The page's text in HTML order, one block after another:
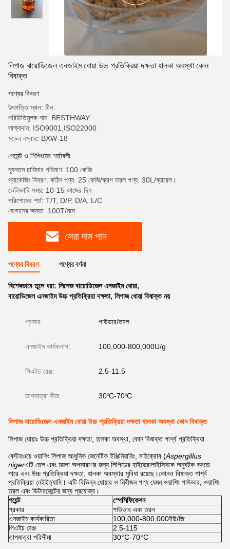
লিপাজ বায়োডিজেল এনজাইম ধোয়া উচ্চ প্রতিক্রিয়া দক্ষতা হালকা অবস্থা কোন
বিষাক্ত
পণ্যের বিবরণ
উৎপত্তি স্থল: চীন
পরিচিতিমুলক নাম: BESTHWAY
সাক্ষ্যদান: ISO9001,ISO22000
মডেল নম্বার: BXW-18
পেমেন্ট ও শিপিংয়ের শর্তাবলী
ন্যূনতম চাহিদার পরিমাণ: 100 কেজি
প্যাকেজিং বিবরণ: কঠিন পণ্য: 25 কেজি/ব্যাগ তরল পণ্য: 30L/ব্যারেল।
ডেলিভারি সময়: 10-15 কাজের দিন
পরিশোধের শর্ত: T/T, D/P, D/A, L/C
যোগানের ক্ষমতা: 100T/মাস
সেরা দাম পান
পণ্যের বিবরণ পণ্যের বর্ণনা
বিশেষভাবে তুলে ধরা: লিপেজ বায়োডিজেল এনজাইম ধোয়া,
বায়োডিজেল এনজাইম উচ্চ প্রতিক্রিয়া দক্ষতা, লিপাজ ধোয়া বিষাক্ত নয়
প্রকার: পাউডার/তরল
এনজাইম কার্যকলাপ: 100,000-800,000U/g
পিএইচ রেঞ্জ: 2.5-11.5
তাপমাত্রা সীমা: 30℃-70℃
লিপাজ বায়োডিজেল এনজাইম ধোয়া উচ্চ প্রতিক্রিয়া দক্ষতা হালকা অবস্থা কোন বিষাক্ত
লিপাজ ধোয়াঃ উচ্চ প্রতিক্রিয়া দক্ষতা, হালকা অবস্থা, কোন বিষাক্ত পার্শ্ব প্রতিক্রিয়া
বেস্টহওয়ে ওয়াশিং লিপাজ আধুনিক জেনেটিক ইঞ্জিনিয়ারিং, মাইক্রোব (Aspergillus
nigerএটি তেল এবং ময়লা অপসারণের জন্য লিপিডের হাইড্রোলাইসিসকে অনুঘটক করতে
পারে এবং উচ্চ প্রতিক্রিয়া দক্ষতা, হালকা অবস্থার সুবিধা রয়েছে।কোনও বিষাক্ত পার্শ্ব
প্রতিক্রিয়া নেইইত্যাদি। এটি বিভিন্ন ধোয়ার ও নির্বীজন পণ্য যেমন ওয়াশিং পাউডার, ওয়াশিং
তরল এবং ডিটারজেন্টের জন্য প্রযোজ্য।
পয়েন্ট
স্পেসিফিকেশন
প্রকার
পাউডার এবং তরল
এনজাইম কার্যকারিতা
100,000-800,000ইউ/জি
পিএইচ রেঞ্জ
2.5-115
তাপমাত্রা পরিসীমা
30°C-70°C